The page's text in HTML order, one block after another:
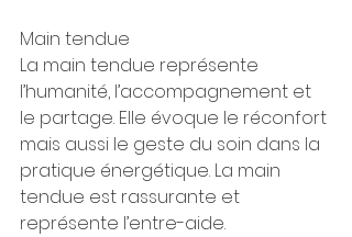
Main tendue
La main tendue représente
l’humanité, l’accompagnement et
le partage. Elle évoque le réconfort
mais aussi le geste du soin dans la
pratique énergétique. La main
tendue est rassurante et
représente l’entre-aide.